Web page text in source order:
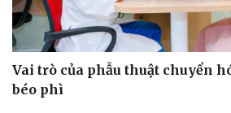
Vai trò của phẫu thuật chuyển
béo phì